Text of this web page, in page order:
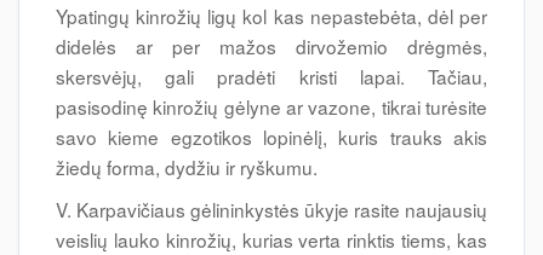
Ypatingų kinrožių ligų kol kas nepastebėta, dėl per
didelės ar per mažos dirvožemio drėgmės,
skersvėjų, gali pradėti kristi lapai. Tačiau,
pasisodinę kinrožių gėlyne ar vazone, tikrai turėsite
savo kieme egzotikos lopinėlį, kuris trauks akis
žiedų forma, dydžiu ir ryškumu.
V. Karpavičiaus gėlininkystės ūkyje rasite naujausių
veislių lauko kinrožių, kurias verta rinktis tiems, kas